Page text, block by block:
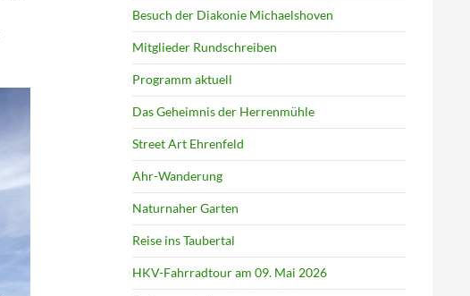
Besuch der Diakonie Michaelshoven
Mitglieder Rundschreiben
Programm aktuell
Das Geheimnis der Herrenmühle
Street Art Ehrenfeld
Ahr-Wanderung
Naturnaher Garten
Reise ins Taubertal
HKV-Fahrradtour am 09. Mai 2026